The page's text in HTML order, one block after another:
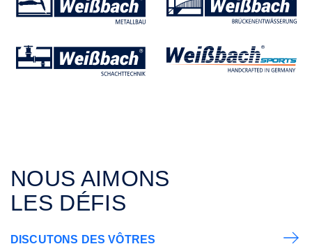
NOUS AIMONS
LES DÉFIS
DISCUTONS DES VÔTRES